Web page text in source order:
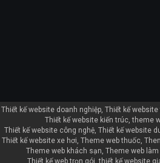
Thiết kế website doanh nghiệp Thiết kế
Thiết kế website kiến trúc theme
Thiết kế website công nghệ Thiết kế website
Thiết kế website xe hơi Theme web thuốc
Theme web khách sạn Theme web làm